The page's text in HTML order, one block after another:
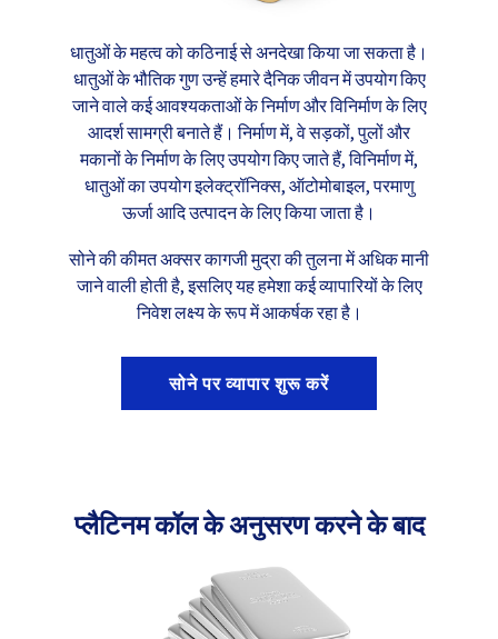
धातुओं के महत्व को कठिनाई से अनदेखा किया जा सकता है।
धातुओं के भौतिक गुण उन्हें हमारे दैनिक जीवन में उपयोग किए
जाने वाले कई आवश्यकताओं के निर्माण और विनिर्माण के लिए
आदर्श सामग्री बनाते हैं। निर्माण में, वे सड़कों, पुलों और
मकानों के निर्माण के लिए उपयोग किए जाते हैं, विनिर्माण में,
धातुओं का उपयोग इलेक्ट्रॉनिक्स, ऑटोमोबाइल, परमाणु
ऊर्जा आदि उत्पादन के लिए किया जाता है।
सोने की कीमत अक्सर कागजी मुद्रा की तुलना में अधिक मानी
जाने वाली होती है, इसलिए यह हमेशा कई व्यापारियों के लिए
निवेश लक्ष्य के रूप में आकर्षक रहा है।
सोने पर व्यापार शुरू करें
प्लैटिनम कॉल के अनुसरण करने के बाद